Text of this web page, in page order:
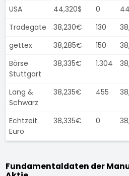
USA 44,320$ 0
Tradegate
38,230€ 130
gettex
38,285€ 150
Börse
Stuttgart
38,335€ 1.304
Lang &
Schwarz
38,235€ 455
Echtzeit
Euro
38,335€ 0
Fundamentaldaten der